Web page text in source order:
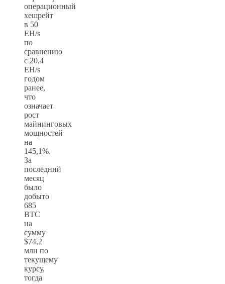
операционный
хешрейт
в 50
EH/s
по
сравнению
с 20,4
EH/s
годом
ранее,
что
означает
рост
майнинговых
мощностей
на
145,1%.
За
последний
месяц
было
добыто
685
BTC
на
сумму
$74,2
млн по
текущему
курсу,
тогда